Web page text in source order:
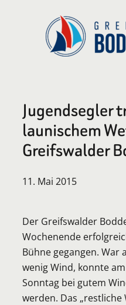
Jugendsegler
launischem
Greifswalder
11. Mai 2015
Der Greifswalder
Wochenende
Bühne gegangen. War
wenig Wind, konnte
Sonntag bei gutem
werden. Das „restliche